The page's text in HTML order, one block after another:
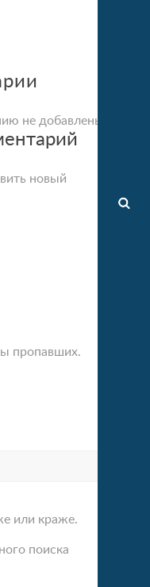
не добавлены
новый
пропавших.
или краже.
поиска